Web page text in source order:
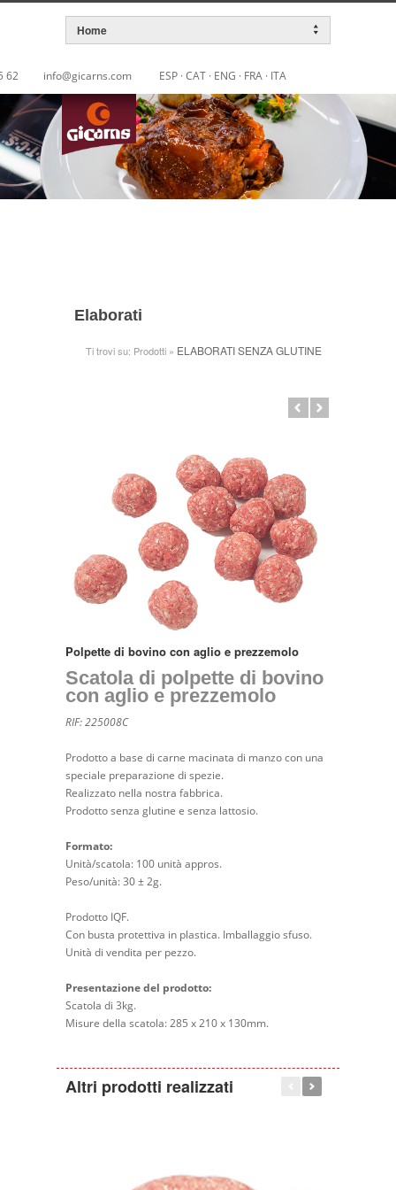
62 info@gicarns.com ESP ·CAT · ENG · FRA · ITA
Elaborati
Ti trovi su: Prodotti » ELABORATI SENZA GLUTINE
Polpette di bovino con aglio e prezzemolo
Scatola di polpette di bovino
con aglio e prezzemolo
RIF: 225008C
Prodotto a base di carne macinata di manzo con una
speciale preparazione di spezie.
Realizzato nella nostra fabbrica.
Prodotto senza glutine e senza lattosio.
Formato:
Unità/scatola: 100 unità appros.
Peso/unità: 30 ± 2g.
Prodotto IQF.
Con busta protettiva in plastica. Imballaggio sfuso.
Unità di vendita per pezzo.
Presentazione del prodotto:
Scatola di 3kg.
Misure della scatola: 285 x 210 x 130mm.
Altri prodotti realizzati